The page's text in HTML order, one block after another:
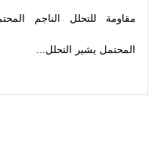
مقاومة للتحلل الناجم
المحتمل يشير التحلل...